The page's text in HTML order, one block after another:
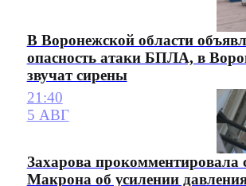
В Воронежской области
опасность атаки БПЛА, в
звучат сирены
21:40
5 АВГ
Захарова прокомментировала
Макрона об усилении